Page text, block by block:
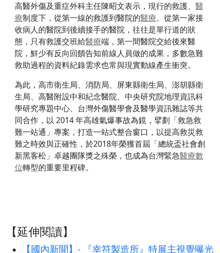
高醫外傷及重症外科主任陳昭文表示，現行的救護、 醫
療制度下，從第一線的救護到醫院的醫療、從第一家接
收病人的醫院到後續接手的醫院，往往是單行道的狀
態，只有救護交班給醫療端，第一間醫院交給後來醫
院，鮮少有反向回饋告知前線人員做的成果，多數急難
救助過程的資料紀錄需求也常與現實動線產生衝突。
為此，高市衛生局、消防局、屏東縣衛生局、澎胡縣衛
生局、高醫附設中和紀念醫院、中央研究院地理資訊科
學研究專題中心、台灣外傷醫學會及醫學資訊雜誌等共
同合作，以 2014 年高雄氣爆事故為鏡，擘劃「救急救
難一站通」專案，打造一站式整合窗口，以提高救災救
難之時效與正確性，於2018年榮獲首屆「總統盃社會創
新黑客松」卓越團隊獎之殊榮，也成為台灣緊急醫療數
位轉型的重要里程碑。
【延伸閱讀】
【國內新聞】- 『幸符製造所』特展主視覺曝光